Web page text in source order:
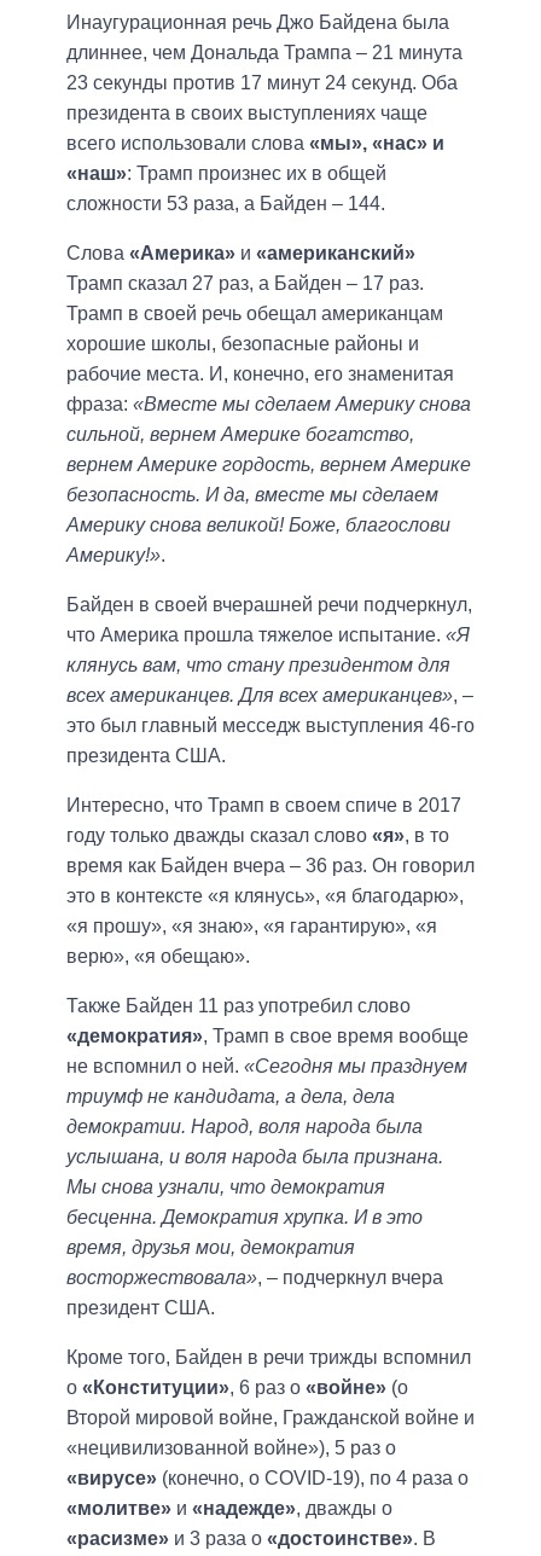
Инаугурационная речь Джо Байдена была
длиннее, чем Дональда Трампа – 21 минута
23 секунды против 17 минут 24 секунд. Оба
президента в своих выступлениях чаще
всего использовали слова «мы», «нас» и
«наш»: Трамп произнес их в общей
сложности 53 раза, а Байден – 144.
Слова «Америка» и «американский»
Трамп сказал 27 раз, а Байден – 17 раз.
Трамп в своей речь обещал американцам
хорошие школы, безопасные районы и
рабочие места. И, конечно, его знаменитая
фраза: «Вместе мы сделаем Америку снова
сильной, вернем Америке богатство,
вернем Америке гордость, вернем Америке
безопасность. И да, вместе мы сделаем
Америку снова великой! Боже, благослови
Америку!».
Байден в своей вчерашней речи подчеркнул,
что Америка прошла тяжелое испытание. «Я
клянусь вам, что стану президентом для
всех американцев. Для всех американцев», –
это был главный месседж выступления 46-го
президента США.
Интересно, что Трамп в своем спиче в 2017
году только дважды сказал слово «я», в то
время как Байден вчера – 36 раз. Он говорил
это в контексте «я клянусь», «я благодарю»,
«я прошу», «я знаю», «я гарантирую», «я
верю», «я обещаю».
Также Байден 11 раз употребил слово
«демократия», Трамп в свое время вообще
не вспомнил о ней. «Сегодня мы празднуем
триумф не кандидата, а дела, дела
демократии. Народ, воля народа была
услышана, и воля народа была признана.
Мы снова узнали, что демократия
бесценна. Демократия хрупка. И в это
время, друзья мои, демократия
восторжествовала», – подчеркнул вчера
президент США.
Кроме того, Байден в речи трижды вспомнил
о «Конституции», 6 раз о «войне» (о
Второй мировой войне, Гражданской войне и
«нецивилизованной войне»), 5 раз о
«вирусе» (конечно, о COVID-19), по 4 раза о
«молитве» и «надежде», дважды о
«расизме» и 3 раза о «достоинстве». В